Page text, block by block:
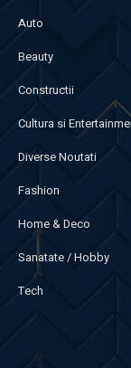
Auto
Beauty
Constructii
Cultura si
Diverse Noutati
Fashion
Home & Deco
Sanatate / Hobby
Tech